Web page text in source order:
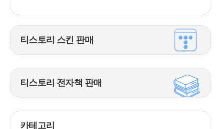
티스토리 스킨 판매
티스토리 전자책 판매
카테고리